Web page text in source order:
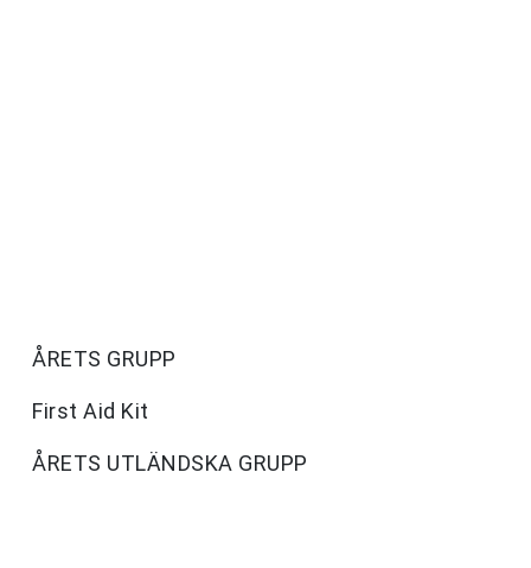
ÅRETS GRUPP
First Aid Kit
ÅRETS UTLÄNDSKA GRUPP